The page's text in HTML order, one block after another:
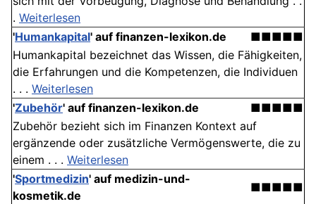
. Weiterlesen
'Humankapital' auf finanzen-lexikon.de
■■■■■
Humankapital bezeichnet das Wissen, die Fähigkeiten,
die Erfahrungen und die Kompetenzen, die Individuen
. . . Weiterlesen
'Zubehör' auf finanzen-lexikon.de
■■■■■
Zubehör bezieht sich im Finanzen Kontext auf
ergänzende oder zusätzliche Vermögenswerte, die zu
einem . . . Weiterlesen
'Sportmedizin' auf medizin-und-
kosmetik.de
■■■■■